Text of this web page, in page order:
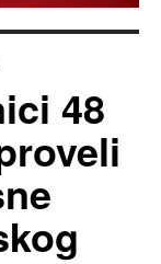
48